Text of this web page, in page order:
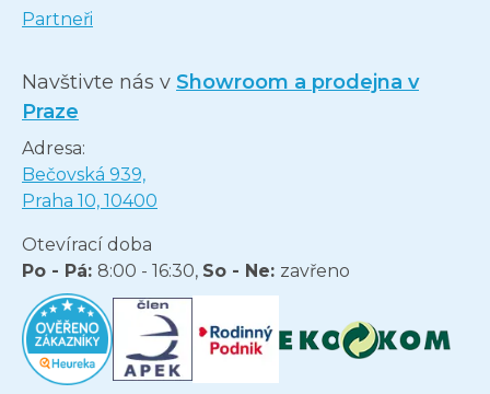
Partneři
Navštivte nás v Showroom a prodejna v
Praze
Adresa:
Bečovská 939,
Praha 10, 10400
Otevírací doba
Po - Pá: 8:00 - 16:30, So - Ne: zavřeno